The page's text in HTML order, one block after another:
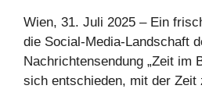
Wien, 31. Juli 2025 – Ein
die Social-Media-Landschaft
Nachrichtensendung „Zeit im
sich entschieden, mit der Zeit